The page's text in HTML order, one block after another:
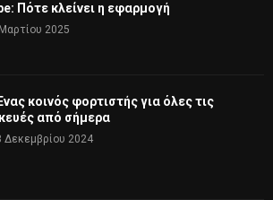
Πότε κλείνει η εφαρμογή
2025
κοινός φορτιστής για όλες τις
από σήμερα
Δεκεμβρίου 2024